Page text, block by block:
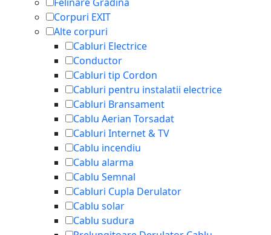
Felinare Gradina
Corpuri EXIT
Alte corpuri
Cabluri Electrice
Conductor
Cabluri tip Cordon
Cabluri pentru instalatii electrice
Cabluri Bransament
Cablu Aerian Torsadat
Cabluri Internet & TV
Cablu incendiu
Cablu alarma
Cablu Semnal
Cabluri Cupla Derulator
Cablu solar
Cablu sudura